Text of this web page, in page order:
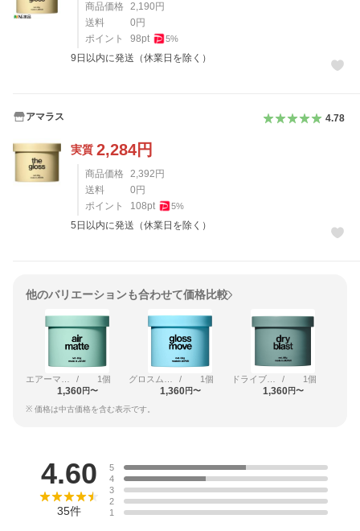
商品価格 2,190 円
送料
0 円
ポイント
98pt 5%
9日以内に発送（休業日を除く）
アマラス 4.78
実質 2,284円
商品価格 2,392 円
送料
0 円
ポイント
108pt 5%
5日以内に発送（休業日を除く）
他のバリエーションも合わせて価格比較
/ 1個
1,360円〜
/ 1個
1,360円〜
/ 1個
1,360円〜
※ 価格は中古価格を含む表示です。
4.60
35件
5
4
3
2
1